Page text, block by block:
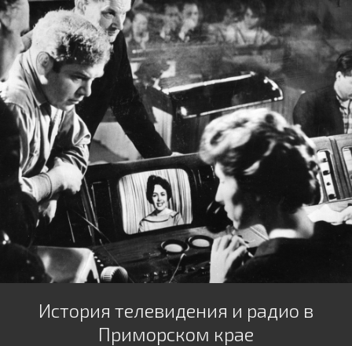
История телевидения и радио в
Приморском крае